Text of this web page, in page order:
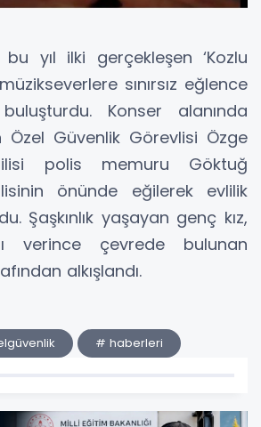
yıl ilki gerçekleşen ‘Kozlu
sınırsız eğlence
Konser alanında
Güvenlik Görevlisi Özge
polis memuru Göktuğ
önünde eğilerek evlilik
Şaşkınlık yaşayan genç kız,
verince çevrede bulunan
alkışlandı.
# haberleri